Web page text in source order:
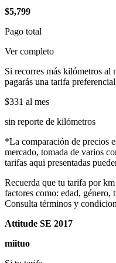
$5,799
Pago total
Ver completo
Si recorres más kilómetros al
pagarás una tarifa
$331 al mes
sin reporte de kilómetros
*La comparación de precios
mercado, tomada de varios
tarifas aqui presentadas
Recuerda que tu tarifa por
factores como: edad, género,
Consulta términos y
Attitude SE 2017
miituo